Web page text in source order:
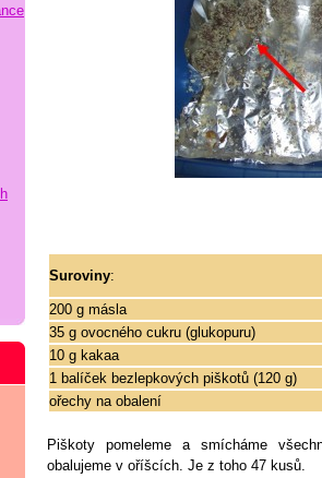
Suroviny:
200 g másla
35 g ovocného cukru (glukopuru)
10 g kakaa
1 balíček bezlepkových piškotů (120 g)
ořechy na obalení
Piškoty pomeleme a smícháme
obalujeme v oříšcích. Je z toho 47 kusů.